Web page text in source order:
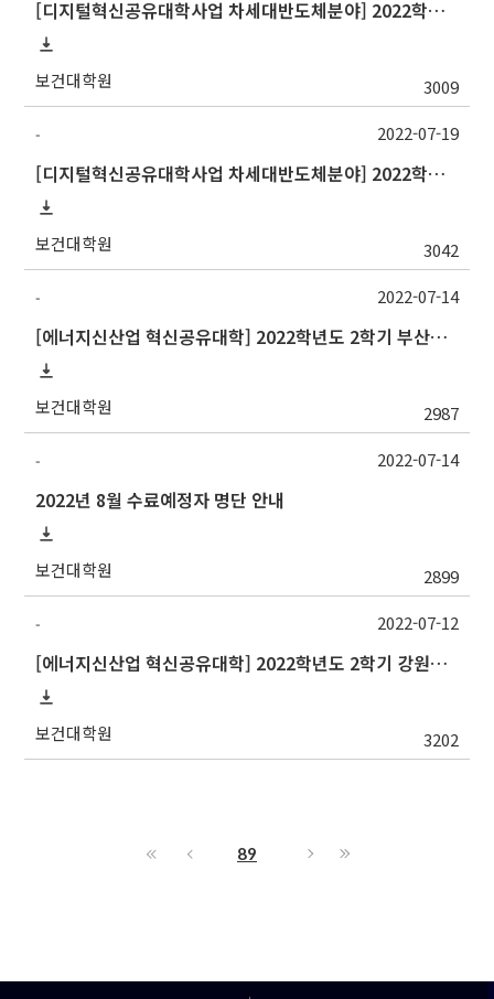
[디지털혁신공유대학사업 차세대반도체분야] 2022학년도 2학기 강원대학교 교류 수학 안내
보건대학원 3009
-
[디지털혁신공유대학사업 차세대반도체분야] 2022학년도 2학기 중앙대학교 정규 교류 수학 안내
보건대학원 3042
2022-07-19
-
[에너지신산업 혁신공유대학] 2022학년도 2학기 부산대학교 교류 수학 안내
보건대학원 2987
2022-07-14
-
2022년 8월 수료예정자 명단 안내
보건대학원 2899
2022-07-14
-
[에너지신산업 혁신공유대학] 2022학년도 2학기 강원대학교 교류 수학 안내
보건대학원 3202
2022-07-12
89